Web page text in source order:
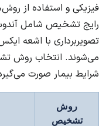
فیزیکی و استفاده از
رایج تشخیص شامل
تصویربرداری با اشعه
می‌شوند. انتخاب روش
شرایط بیمار صورت
روش
تشخیص